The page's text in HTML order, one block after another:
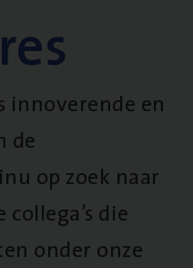
innoverende en
de
op zoek naar
die
onder onze